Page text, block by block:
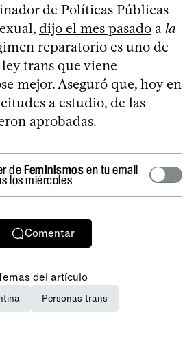
de Políticas Públicas
dijo el mes pasado a la
reparatorio es uno de
trans que viene
mejor. Aseguró que, hoy en
a estudio, de las
aprobadas.
deFeminismosen tu email
los miércoles
Comentar
del artículo
Personas trans